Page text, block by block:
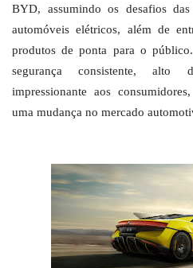
BYD, assumindo os desafios
automóveis elétricos, além de
produtos de ponta para o
segurança consistente, alto
impressionante aos
uma mudança no mercado